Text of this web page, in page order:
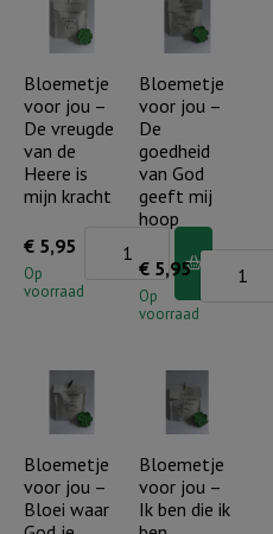
Je
bent
een
koningskind
aantal
Je
bent
een
parel..
aantal
Bloemetje
voor jou –
De vreugde
van de
Heere is
mijn kracht
€ 5,95
Op
voorraad
Bloemetje
De
vreugde
van
de
Heere
Bloemetje
voor jou –
De
goedheid
van God
geeft mij
hoop
€ 5,95
Op
voorraad
Bloemetje
voor
goedheid
van
God
geeft
Bloemetje
voor jou –
Bloei waar
Bloemetje
voor jou –
Ik ben die ik